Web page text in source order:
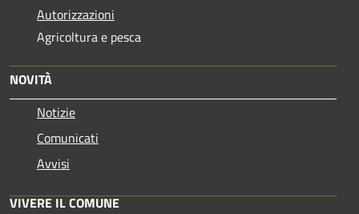
Autorizzazioni
Agricoltura e pesca
NOVITÀ
Notizie
Comunicati
Avvisi
VIVERE IL COMUNE